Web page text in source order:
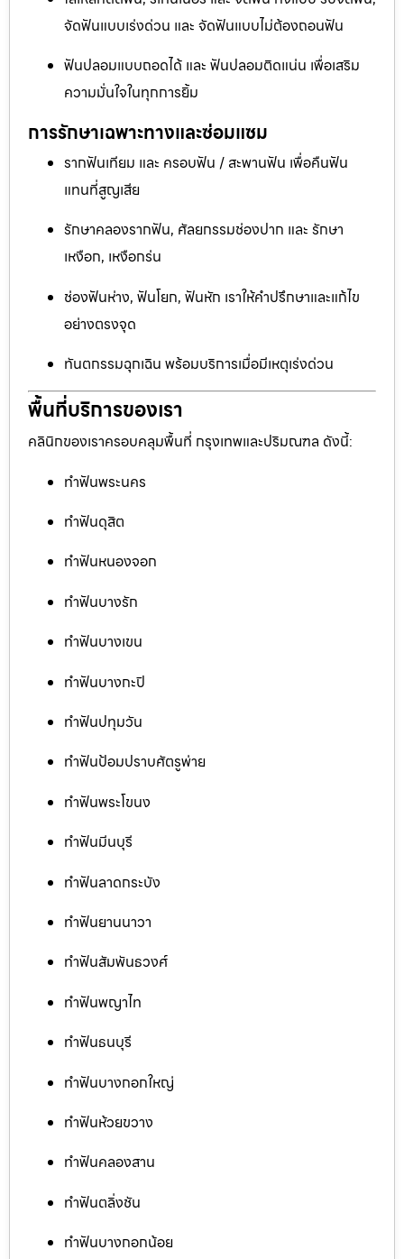
จัดฟันแบบเร่งด่วน และ จัดฟันแบบไม่ต้องถอนฟัน
ฟันปลอมแบบถอดได้ และ ฟันปลอมติดแน่น เพื่อเสริม
ความมั่นใจในทุกการยิ้ม
การรักษาเฉพาะทางและซ่อมแซม
รากฟันเทียม และ ครอบฟัน / สะพานฟัน เพื่อคืนฟัน
แทนที่สูญเสีย
รักษาคลองรากฟัน, ศัลยกรรมช่องปาก และ รักษา
เหงือก, เหงือกร่น
ช่องฟันห่าง, ฟันโยก, ฟันหัก เราให้คำปรึกษาและแก้ไข
อย่างตรงจุด
ทันตกรรมฉุกเฉิน พร้อมบริการเมื่อมีเหตุเร่งด่วน
พื้นที่บริการของเรา
คลินิกของเราครอบคลุมพื้นที่ กรุงเทพและปริมณฑล ดังนี้:
ทำฟันพระนคร
ทำฟันดุสิต
ทำฟันหนองจอก
ทำฟันบางรัก
ทำฟันบางเขน
ทำฟันบางกะปิ
ทำฟันปทุมวัน
ทำฟันป้อมปราบศัตรูพ่าย
ทำฟันพระโขนง
ทำฟันมีนบุรี
ทำฟันลาดกระบัง
ทำฟันยานนาวา
ทำฟันสัมพันธวงศ์
ทำฟันพญาไท
ทำฟันธนบุรี
ทำฟันบางกอกใหญ่
ทำฟันห้วยขวาง
ทำฟันคลองสาน
ทำฟันตลิ่งชัน
ทำฟันบางกอกน้อย